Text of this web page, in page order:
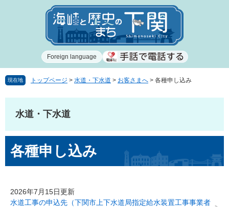
で
ば
Foreign language
現在地 トップページ > 水道・下水道 > お客さまへ > 各種申し込み
水道・下水道
文各種申し込み
2026年7月15日更新
水道工事の申込先（下関市上下水道局指定給水装置工事事業者